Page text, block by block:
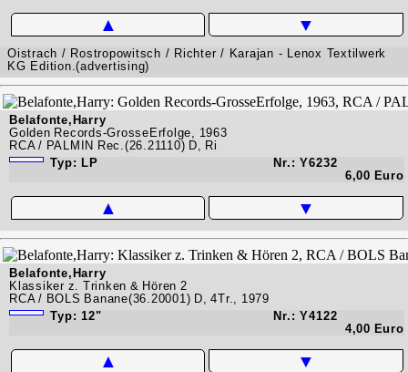
▲ ▼
Oistrach / Rostropowitsch / Richter / Karajan - Lenox Textilwerk
KG Edition.(advertising)
Belafonte,Harry
Golden Records-GrosseErfolge, 1963
RCA / PALMIN Rec.(26.21110) D, Ri
Typ: LP
Nr.: Y6232
6,00 Euro
▲ ▼
Belafonte,Harry
Klassiker z. Trinken & Hören 2
RCA / BOLS Banane(36.20001) D, 4Tr., 1979
Typ: 12"
Nr.: Y4122
4,00 Euro
▲ ▼